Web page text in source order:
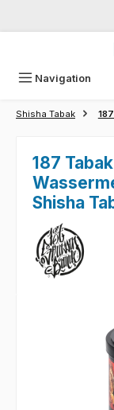
Zum Hauptinhalt
Navigation
Shisha Tabak
187
Shisha
Bildergalerie